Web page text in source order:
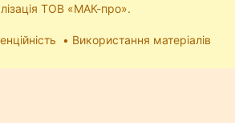
ТОВ «МАК-про».
Використання матеріалів